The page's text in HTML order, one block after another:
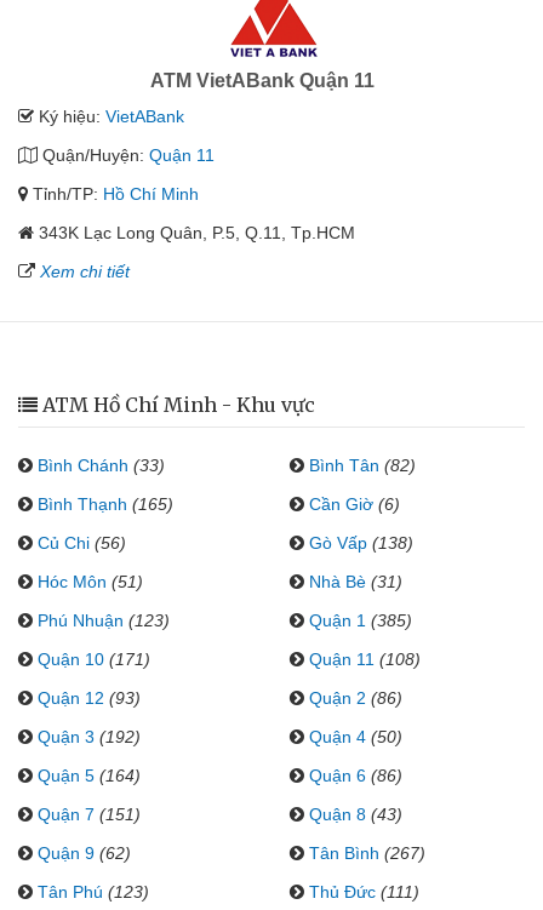
ATM VietABank Quận 11
Ký hiệu: VietABank
Quận/Huyện: Quận 11
Tỉnh/TP: Hồ Chí Minh
343K Lạc Long Quân, P.5, Q.11, Tp.HCM
Xem chi tiết
ATM Hồ Chí Minh - Khu vực
Bình Chánh (33) Bình Tân (82)
Bình Thạnh (165) Cần Giờ (6)
Củ Chi (56) Gò Vấp (138)
Hóc Môn (51) Nhà Bè (31)
Phú Nhuận (123) Quận 1 (385)
Quận 10 (171) Quận 11 (108)
Quận 12 (93) Quận 2 (86)
Quận 3 (192) Quận 4 (50)
Quận 5 (164) Quận 6 (86)
Quận 7 (151) Quận 8 (43)
Quận 9 (62) Tân Bình (267)
Tân Phú (123) Thủ Đức (111)